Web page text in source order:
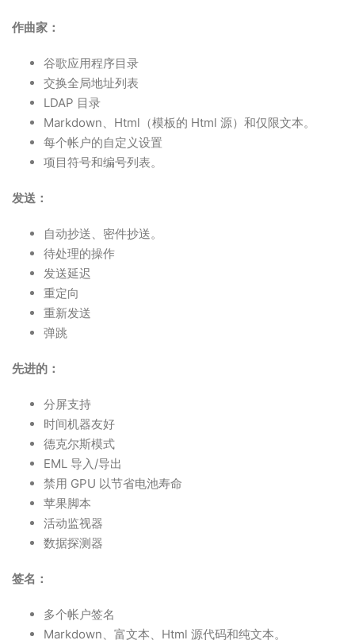
作曲家：
谷歌应用程序目录
交换全局地址列表
LDAP 目录
Markdown、Html（模板的 Html 源）和仅限文本。
每个帐户的自定义设置
项目符号和编号列表。
发送：
自动抄送、密件抄送。
待处理的操作
发送延迟
重定向
重新发送
弹跳
先进的：
分屏支持
时间机器友好
德克尔斯模式
EML 导入/导出
禁用 GPU 以节省电池寿命
苹果脚本
活动监视器
数据探测器
签名：
多个帐户签名
Markdown、富文本、Html 源代码和纯文本。